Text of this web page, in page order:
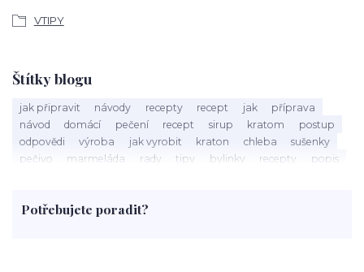
VTIPY
Štítky blogu
jak připravit návody recepty recept jak
příprava
návod
domácí pečení recept sirup kratom
postup
odpovědi
výroba jak vyrobit kraton chleba
sušenky
pečivo
marmeláda rady tipy bylinky recepty
popis
rohlíky
grilování čaj
Potřebujete poradit?